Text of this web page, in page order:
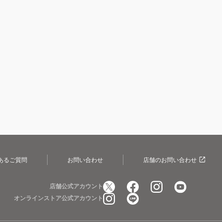
るご質問 お問い合わせ 店舗のお問い合わせ
店舗公式アカウント
オンラインストア公式アカウント